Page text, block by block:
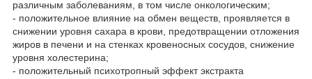
различным заболеваниям, в том числе онкологическим;
- положительное влияние на обмен веществ, проявляется в
снижении уровня сахара в крови, предотвращении отложения
жиров в печени и на стенках кровеносных сосудов, снижение
уровня холестерина;
- положительный психотропный эффект экстракта